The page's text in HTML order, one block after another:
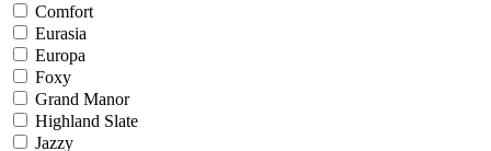
Comfort
Eurasia
Europa
Foxy
Grand Manor
Highland Slate
Jazzy